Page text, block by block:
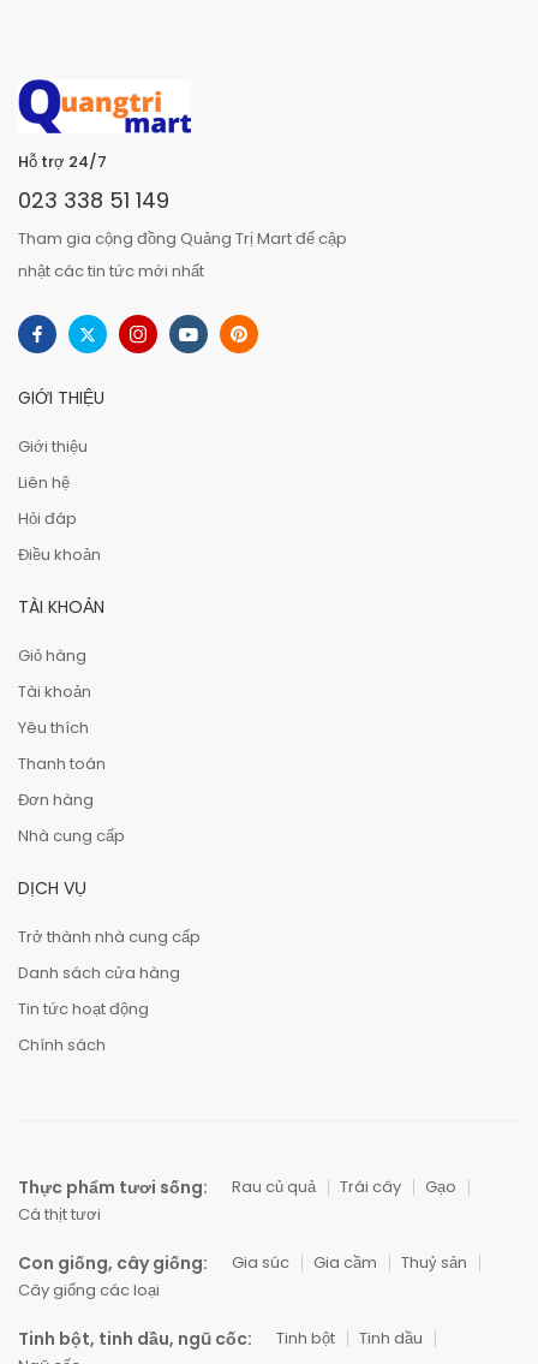
Hỗ trợ 24/7
023 338 51 149
Tham gia cộng đồng Quảng Trị Mart để cập
nhật các tin tức mới nhất
GIỚI THIỆU
Giới thiệu
Liên hệ
Hỏi đáp
Điều khoản
TÀI KHOẢN
Giỏ hàng
Tài khoản
Yêu thích
Thanh toán
Đơn hàng
Nhà cung cấp
DỊCH VỤ
Trở thành nhà cung cấp
Danh sách cửa hàng
Tin tức hoạt động
Chính sách
Thực phẩm tươi sống: Rau củ quả Trái cây
Gạo
Cá thịt tươi
Con giống, cây giống: Gia súc Gia cầm
Thuỷ sản
Cây giống các loại
Tinh bột, tinh dầu, ngũ cốc: Tinh bột
Tinh dầu